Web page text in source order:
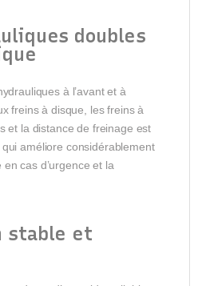
doubles
à l’avant et à
freins à disque, les freins à
et la distance de freinage est
améliore considérablement
cas d’urgence et la
stable et